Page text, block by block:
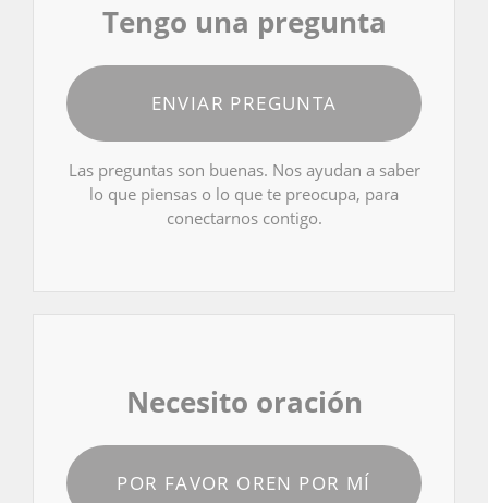
Tengo una pregunta
ENVIAR PREGUNTA
Las preguntas son buenas. Nos ayudan a saber
lo que piensas o lo que te preocupa, para
conectarnos contigo.
Necesito oración
POR FAVOR OREN POR MÍ